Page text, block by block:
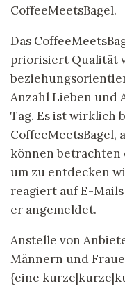
CoffeeMeetsBagel.
Das
priorisiert Qualität
Anzahl Lieben und
Tag. Es ist wirklich
CoffeeMeetsBagel,
können betrachten
um zu entdecken
reagiert auf E-
er angemeldet.
Anstelle von
Männern und
{eine